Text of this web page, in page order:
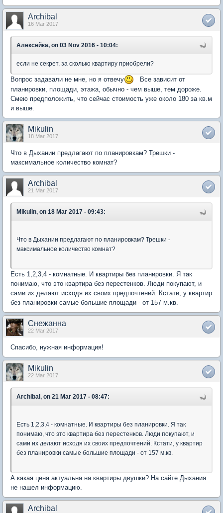
Archibal
16 Mar 2017
Алексейка, on 03 Nov 2016 - 10:04:
если не секрет, за сколько квартиру приобрели?
Вопрос задавали не мне, но я отвечу
Все зависит от
планировки, площади, этажа, обычно - чем выше, тем дороже.
Смею предположить, что сейчас стоимость уже около 180 за кв.м
и выше.
Mikulin
18 Mar 2017
Что в Дыхании предлагают по планировкам? Трешки -
максимальное количество комнат?
Archibal
21 Mar 2017
Mikulin, on 18 Mar 2017 - 09:43:
Что в Дыхании предлагают по планировкам? Трешки -
максимальное количество комнат?
Есть 1,2,3,4 - комнатные. И квартиры без планировки. Я так
понимаю, что это квартира без перестенков. Люди покупают, и
сами их делают исходя их своих предпочтений. Кстати, у квартир
без планировки самые большие площади - от 157 м.кв.
Снежанна
22 Mar 2017
Спасибо, нужная информация!
Mikulin
22 Mar 2017
Archibal, on 21 Mar 2017 - 08:47:
Есть 1,2,3,4 - комнатные. И квартиры без планировки. Я так
понимаю, что это квартира без перестенков. Люди покупают, и
сами их делают исходя их своих предпочтений. Кстати, у квартир
без планировки самые большие площади - от 157 м.кв.
А какая цена актуальна на квартиры двушки? На сайте Дыхания
не нашел информацию.
Archibal